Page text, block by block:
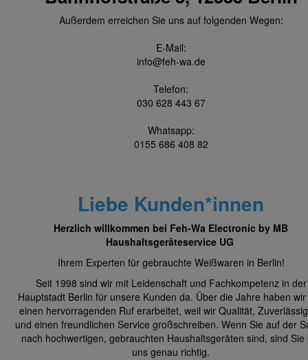
Außerdem erreichen Sie uns auf folgenden Wegen:
E-Mail:
info@feh-wa.de
Telefon:
030 628 443 6​7
Whatsapp:
0155 686 408 82
Liebe Kunden*innen
Herzlich willkommen bei Feh-Wa Electronic by MB
Haushaltsgeräteservice UG
Ihrem Experten für gebrauchte Weißwaren in Berlin!
Seit 1998 sind wir mit Leidenschaft und Fachkompetenz in der
Hauptstadt Berlin für unsere Kunden da. Über die Jahre haben
einen hervorragenden Ruf erarbeitet, weil wir Qualität,
und einen freundlichen Service großschreiben. Wenn Sie auf der
nach hochwertigen, gebrauchten Haushaltsgeräten sind, sind Sie
uns genau richtig.